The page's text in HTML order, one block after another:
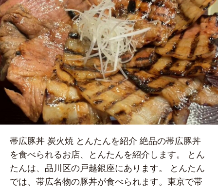
帯広豚丼 炭火焼 とんたんを紹介 絶品の帯広豚丼
を食べられるお店、とんたんを紹介します。 とん
たんは、品川区の戸越銀座にあります。 とんたん
では、帯広名物の豚丼が食べられます。東京で帯